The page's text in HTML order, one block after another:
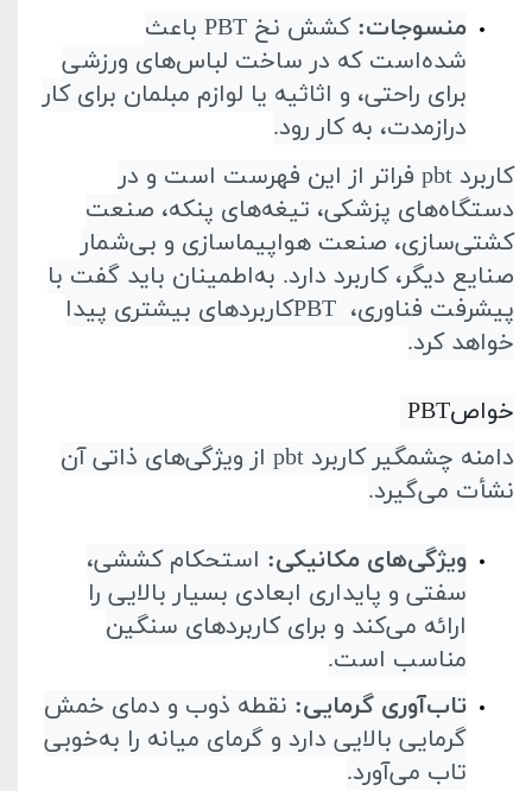
منسوجات: کشش نخ PBT باعث
شده‌است که در ساخت لباس‌های ورزشی
برای راحتی، و اثاثیه یا لوازم مبلمان برای کار
درازمدت، به کار رود.
کاربرد pbt فراتر از این فهرست است و در
دستگاه‌های پزشکی، تیغه‌های پنکه، صنعت
کشتی‌سازی، صنعت هواپیماسازی و بی‌شمار
صنایع دیگر، کاربرد دارد. به‌اطمینان باید گفت با
پیشرفت فناوری، PBTکاربردهای بیشتری پیدا
خواهد کرد.
خواصPBT
دامنه چشمگیر کاربرد pbt از ویژگی‌های ذاتی آن
نشأت می‌گیرد.
ویژگی‌های مکانیکی: استحکام کششی،
سفتی و پایداری ابعادی بسیار بالایی را
ارائه می‌کند و برای کاربردهای سنگین
مناسب است.
تاب‌آوری گرمایی: نقطه ذوب و دمای خمش
گرمایی بالایی دارد و گرمای میانه را به‌خوبی
تاب می‌آورد.